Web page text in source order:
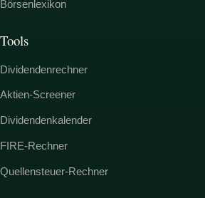
Börsenlexikon
Tools
Dividendenrechner
Aktien-Screener
Dividendenkalender
FIRE-Rechner
Quellensteuer-Rechner